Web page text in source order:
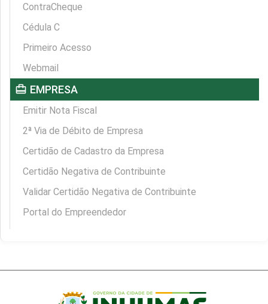
ContraCheque
Cédula C
Primeiro Acesso
Webmail
card_travel EMPRESA
Emitir Nota Fiscal
2ª Via de Débito de Empresa
Certidão de Cadastro da Empresa
Certidão Negativa de Contribuinte
Validar Certidão Negativa de Contribuinte
Portal do Empreendedor